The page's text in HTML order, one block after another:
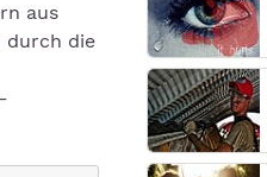
aus
durch die